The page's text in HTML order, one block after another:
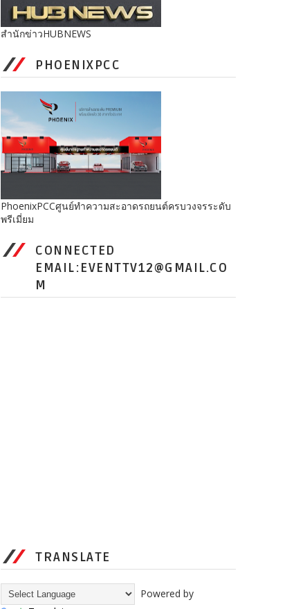
สำนักข่าวHUBNEWS
PHOENIXPCC
PhoenixPCCศูนย์ทำความสะอาดรถยนต์ครบวงจรระดับ
พรีเมี่ยม
CONNECTED
EMAIL:EVENTTV12@GMAIL.CO
M
TRANSLATE
Powered by